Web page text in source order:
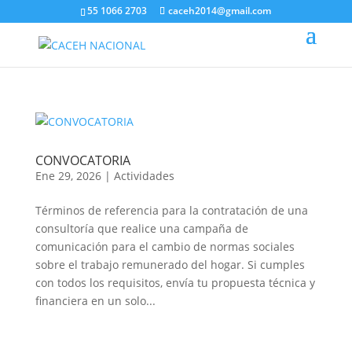
55 1066 2703 caceh2014@gmail.com
CONVOCATORIA
Ene 29, 2026| Actividades
Términos de referencia para la contratación de una
consultoría que realice una campaña de
comunicación para el cambio de normas sociales
sobre el trabajo remunerado del hogar. Si cumples
con todos los requisitos, envía tu propuesta técnica y
financiera en un solo...